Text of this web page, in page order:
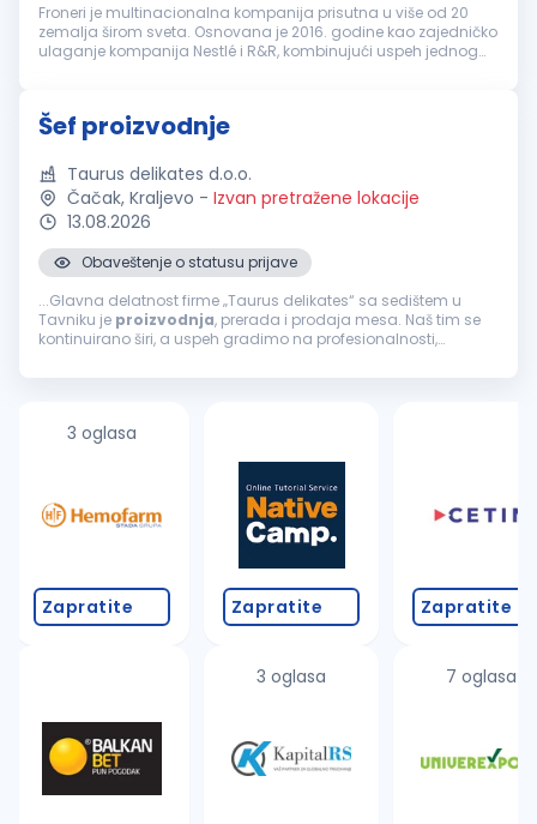
Froneri je multinacionalna kompanija prisutna u više od 20
zemalja širom sveta. Osnovana je 2016. godine kao zajedničko
ulaganje kompanija Nestlé i R&R, kombinujući uspeh jednog
Šef proizvodnje
Taurus delikates d.o.o.
Čačak, Kraljevo - Izvan pretražene lokacije
13.08.2026
Obaveštenje o statusu prijave
...Glavna delatnost firme „Taurus delikates“ sa sedištem u
Tavniku je proizvodnja, prerada i prodaja mesa. Naš tim se
kontinuirano širi, a uspeh gradimo na profesionalnosti,
3 oglasa
Zapratite Zapratite
3 oglasa
Zapratite
7 oglasa